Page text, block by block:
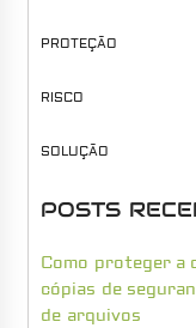
PROTEÇÃO
RISCO
SOLUÇÃO
POSTS
Como proteger a
cópias de
de arquivos